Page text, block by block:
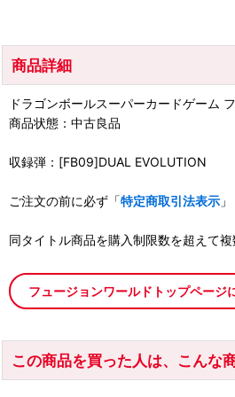
商品詳細
ドラゴンボールスーパーカードゲーム
商品状態：中古良品
収録弾：[FB09]DUAL EVOLUTION
ご注文の前に必ず「特定商取引法表示
同タイトル商品を購入制限数を超えて
フュージョンワールドトップページ
この商品を買った人は、こんな